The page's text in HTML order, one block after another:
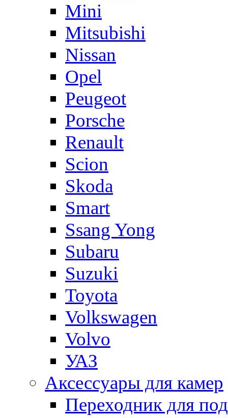
Mini
Mitsubishi
Nissan
Opel
Peugeot
Porsche
Renault
Scion
Skoda
Smart
Ssang Yong
Subaru
Suzuki
Toyota
Volkswagen
Volvo
УАЗ
Аксессуары для камер
Переходник для